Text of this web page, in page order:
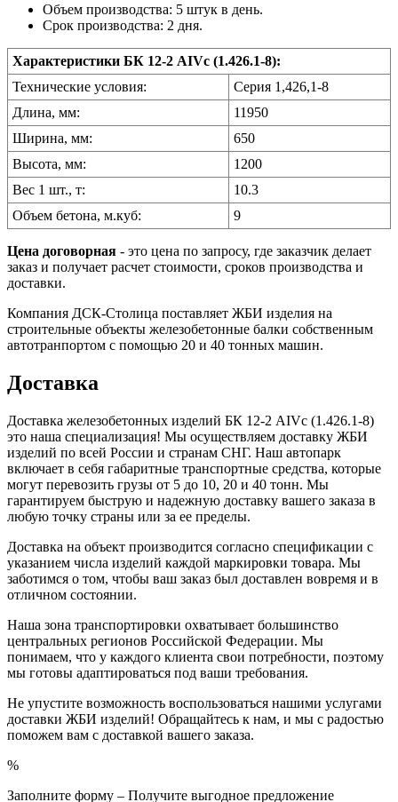
Объем производства: 5 штук в день.
Срок производства: 2 дня.
Характеристики БК 12-2 АIVс (1.426.1-8):
Технические условия:
Серия 1,426,1-8
Длина, мм:
11950
Ширина, мм:
650
Высота, мм:
1200
Вес 1 шт., т:
10.3
Объем бетона, м.куб:
9
Цена договорная - это цена по запросу, где заказчик делает
заказ и получает расчет стоимости, сроков производства и
доставки.
Компания ДСК-Столица поставляет ЖБИ изделия на
строительные объекты железобетонные балки собственным
автотранпортом с помощью 20 и 40 тонных машин.
Доставка
Доставка железобетонных изделий БК 12-2 АIVс (1.426.1-8)
это наша специализация! Мы осуществляем доставку ЖБИ
изделий по всей России и странам СНГ. Наш автопарк
включает в себя габаритные транспортные средства, которые
могут перевозить грузы от 5 до 10, 20 и 40 тонн. Мы
гарантируем быструю и надежную доставку вашего заказа в
любую точку страны или за ее пределы.
Доставка на объект производится согласно спецификации с
указанием числа изделий каждой маркировки товара. Мы
заботимся о том, чтобы ваш заказ был доставлен вовремя и в
отличном состоянии.
Наша зона транспортировки охватывает большинство
центральных регионов Российской Федерации. Мы
понимаем, что у каждого клиента свои потребности, поэтому
мы готовы адаптироваться под ваши требования.
Не упустите возможность воспользоваться нашими услугами
доставки ЖБИ изделий! Обращайтесь к нам, и мы с радостью
поможем вам с доставкой вашего заказа.
%
Заполните форму – Получите выгодное предложение